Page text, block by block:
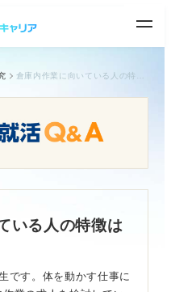
いる人の特徴は
です。体を動かす仕事に